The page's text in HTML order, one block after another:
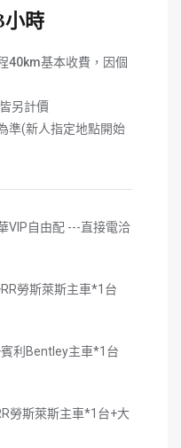
時
40km基本收費，因個
另計價
準(新人指定地點開始
自由配 ---直接電洽
勞斯萊斯主車*1台
利Bentley主車*1台
勞斯萊斯主車*1台+大